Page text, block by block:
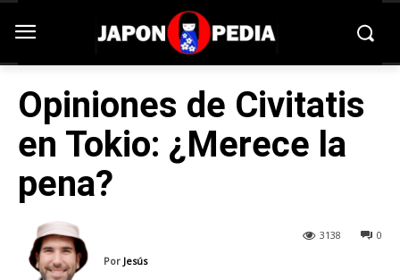
Opiniones de Civitatis
en Tokio: ¿Merece la
pena?
0
3138
Por Jesús